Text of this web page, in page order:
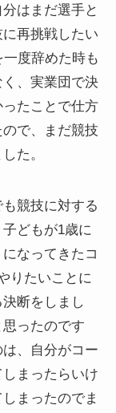
はまだ選手と
再挑戦したい
度辞めた時も
、実業団で決
たことで仕方
で、まだ競技
た。
競技に対する
どもが1歳に
なってきたコ
りたいことに
断をしまし
ったのです
、自分がコー
まったらいけ
まったのでま